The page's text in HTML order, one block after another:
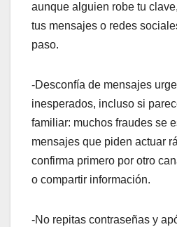
aunque alguien robe tu
tus mensajes o redes
paso.
-Desconfía de mensajes
inesperados, incluso si
familiar: muchos fraudes se
mensajes que piden actuar
confirma primero por otro
o compartir información.
-No repitas contraseñas y